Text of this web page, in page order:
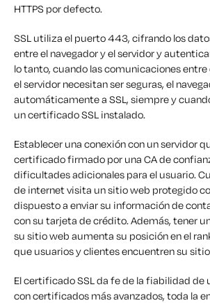
HTTPS por defecto.
SSL utiliza el puerto 443, cifrando los
entre el navegador y el servidor y
lo tanto, cuando las comunicaciones entre
el servidor necesitan ser seguras, el
automáticamente a SSL, siempre y
un certificado SSL instalado.
Establecer una conexión con un servidor
certificado firmado por una CA de
dificultades adicionales para el usuario.
de internet visita un sitio web protegido
dispuesto a enviar su información de
con su tarjeta de crédito. Además, tener
su sitio web aumenta su posición en el
que usuarios y clientes encuentren su
El certificado SSL da fe de la fiabilidad de
con certificados más avanzados, toda la